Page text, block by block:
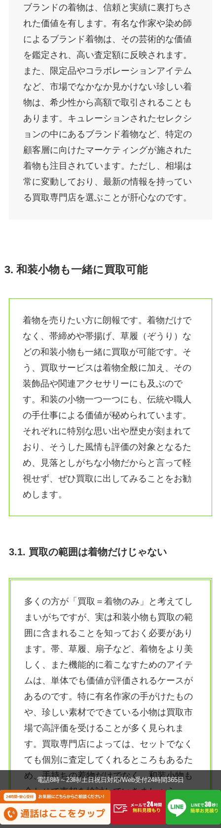
ブランドの着物は、信頼と実績に裏打ちさ
れた価値を有します。有名な作家や染め師
によるブランド着物は、その芸術的な価値
を鑑定され、高い査定額に反映されます。
また、限定品やコラボレーションアイテム
など、市場でなかなか見かけない珍しい着
物は、希少性から高額で取引されることも
あります。キュレーションされたセレクシ
ョンの中にあるブランド着物など、特定の
顧客層に向けたマーケティングが施された
着物も注目されています。ただし、相場は
常に変動しており、最新の情報を持ってい
る買取専門店を選ぶことが肝心なのです。
3. 和装小物も一緒に買取可能
着物を売りたい方に朗報です。着物だけで
なく、帯締めや帯揚げ、草履（ぞうり）な
どの和装小物も一緒に買取が可能です。そ
う、買取サービスは着物全般に加え、その
装飾品や関連アクセサリーにも及ぶので
す。和装の小物一つ一つにも、伝統や職人
の手仕事による価値が秘められています。
それぞれに特別な思い出や歴史が刻まれて
おり、そうした風情も評価の対象となるた
め、見落としがちな小物だからと言って軽
視せず、ぜひ買取に出してみることをお勧
めします。
3.1. 買取の範囲は着物だけじゃない
多くの方が「買取＝着物のみ」と考えてし
まいがちですが、実は和装小物も買取の範
囲に含まれることを知っておく必要があり
ます。帯、草履、扇子など、着物をより美
しく、また機能的に着こなすためのアイテ
ムは、単体でも価値が評価されるケースが
あるのです。特に有名作家の手がけたもの
や、珍しい素材でできている小物は買取市
場で高評価を受けることが多く見られま
す。買取専門店によっては、セットでなく
ても個別に査定してくれるところもあるた
め、手持ちの着物だけでなく、和装小物も
合わせて売却を検討していきましょう。
電話8時～23時/土日祝日対応/Web受付24時間365日